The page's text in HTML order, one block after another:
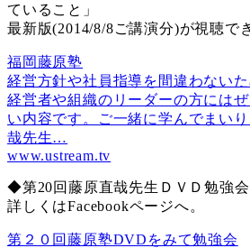
ていること」
最新版(2014/8/8ご講演分)が視聴で
福岡藤原塾
経営方針や社員指導を間違わない
経営者や組織のリーダーの方には
い内容です。ご一緒に学んでまい
哉先生…
www.ustream.tv
◆第20回藤原直哉先生ＤＶＤ勉強
詳しくはFacebookページへ。
第２０回藤原塾DVDをみて勉強会